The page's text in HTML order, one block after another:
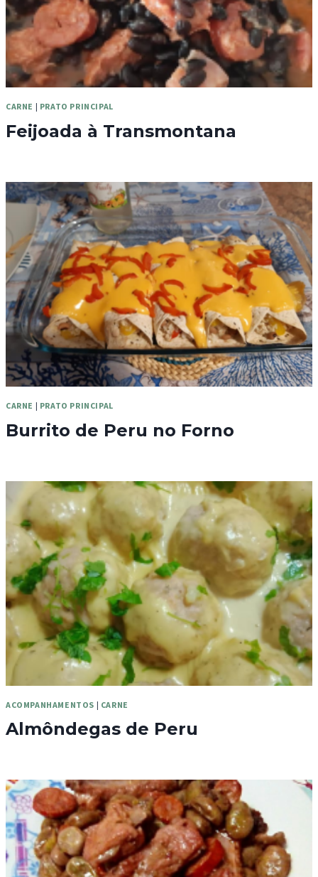
CARNE | PRATO PRINCIPAL
Feijoada à Transmontana
CARNE | PRATO PRINCIPAL
Burrito de Peru no Forno
ACOMPANHAMENTOS | CARNE
Almôndegas de Peru